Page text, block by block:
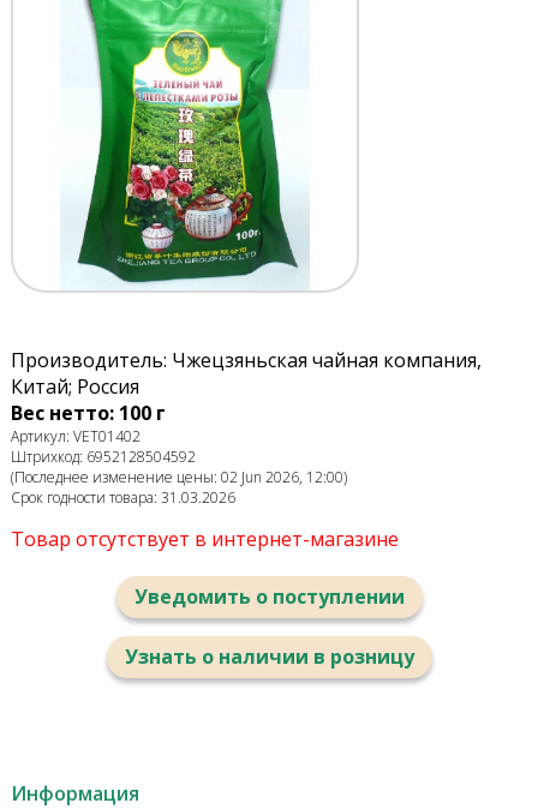
Производитель: Чжецзяньская чайная компания,
Китай; Россия
Вес нетто: 100 г
Артикул: VET01402
Штрихкод: 6952128504592
(Последнее изменение цены: 02 Jun 2026, 12:00)
Срок годности товара: 31.03.2026
Товар отсутствует в интернет-магазине
Уведомить о поступлении
Узнать о наличии в розницу
Информация